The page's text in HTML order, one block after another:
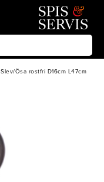
Slev/Ösa rostfri D16cm L47cm